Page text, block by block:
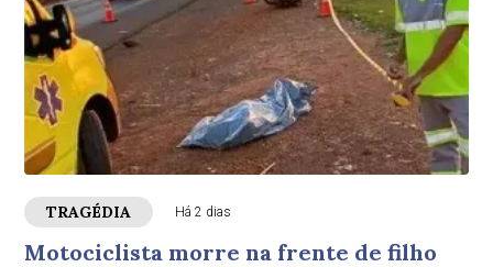
TRAGÉDIA Há 2 dias
Motociclista morre na frente de filho